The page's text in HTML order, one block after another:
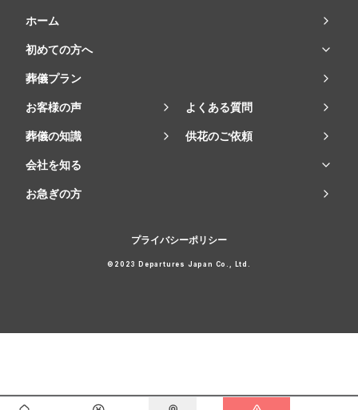
ホーム
初めての方へ
葬儀プラン
お客様の声 よくある質問
葬儀の知識 供花のご依頼
会社を知る
お急ぎの方
プライバシーポリシー
©2023 Departures Japan Co., Ltd.